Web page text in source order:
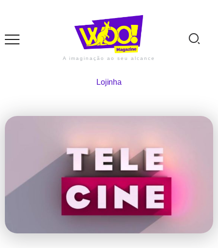
A imaginação ao seu alcance
Lojinha